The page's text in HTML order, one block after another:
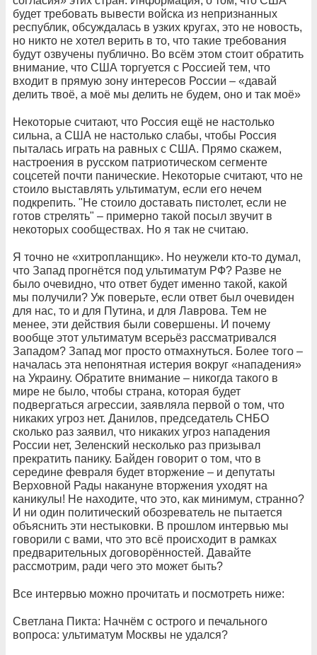
будет требовать вывести войска из непризнанных
республик, обсуждалась в узких кругах, это не новость,
но никто не хотел верить в то, что такие требования
будут озвучены публично. Во всём этом стоит обратить
внимание, что США торгуется с Россией тем, что
входит в прямую зону интересов России – «давай
делить твоё, а моё мы делить не будем, оно и так моё»
Некоторые считают, что Россия ещё не настолько
сильна, а США не настолько слабы, чтобы Россия
пыталась играть на равных с США. Прямо скажем,
настроения в русском патриотическом сегменте
соцсетей почти панические. Некоторые считают, что не
стоило выставлять ультиматум, если его нечем
подкрепить. "Не стоило доставать пистолет, если не
готов стрелять" – примерно такой посыл звучит в
некоторых сообществах. Но я так не считаю.
Я точно не «хитропланщик». Но неужели кто-то думал,
что Запад прогнётся под ультиматум РФ? Разве не
было очевидно, что ответ будет именно такой, какой
мы получили? Уж поверьте, если ответ был очевиден
для нас, то и для Путина, и для Лаврова. Тем не
менее, эти действия были совершены. И почему
вообще этот ультиматум всерьёз рассматривался
Западом? Запад мог просто отмахнуться. Более того –
началась эта непонятная истерия вокруг «нападения»
на Украину. Обратите внимание – никогда такого в
мире не было, чтобы страна, которая будет
подвергаться агрессии, заявляла первой о том, что
никаких угроз нет. Данилов, председатель СНБО
сколько раз заявил, что никаких угроз нападения
России нет, Зеленский несколько раз призывал
прекратить панику. Байден говорит о том, что в
середине февраля будет вторжение – и депутаты
Верховной Рады накануне вторжения уходят на
каникулы! Не находите, что это, как минимум, странно?
И ни один политический обозреватель не пытается
объяснить эти нестыковки. В прошлом интервью мы
говорили с вами, что это всё происходит в рамках
предварительных договорённостей. Давайте
рассмотрим, ради чего это может быть?
Все интервью можно прочитать и посмотреть ниже:
Светлана Пикта: Начнём с острого и печального
вопроса: ультиматум Москвы не удался?